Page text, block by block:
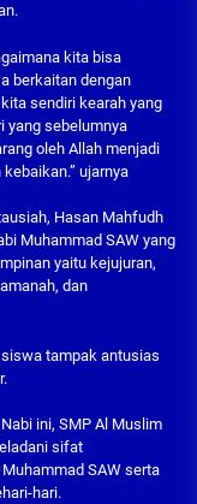
kita bisa
berkaitan dengan
sendiri kearah yang
yang sebelumnya
oleh Allah menjadi
ujarnya
Hasan Mahfudh
Muhammad SAW yang
yaitu kejujuran,
dan
tampak antusias
ini, SMP Al Muslim
sifat
SAW serta
hari.